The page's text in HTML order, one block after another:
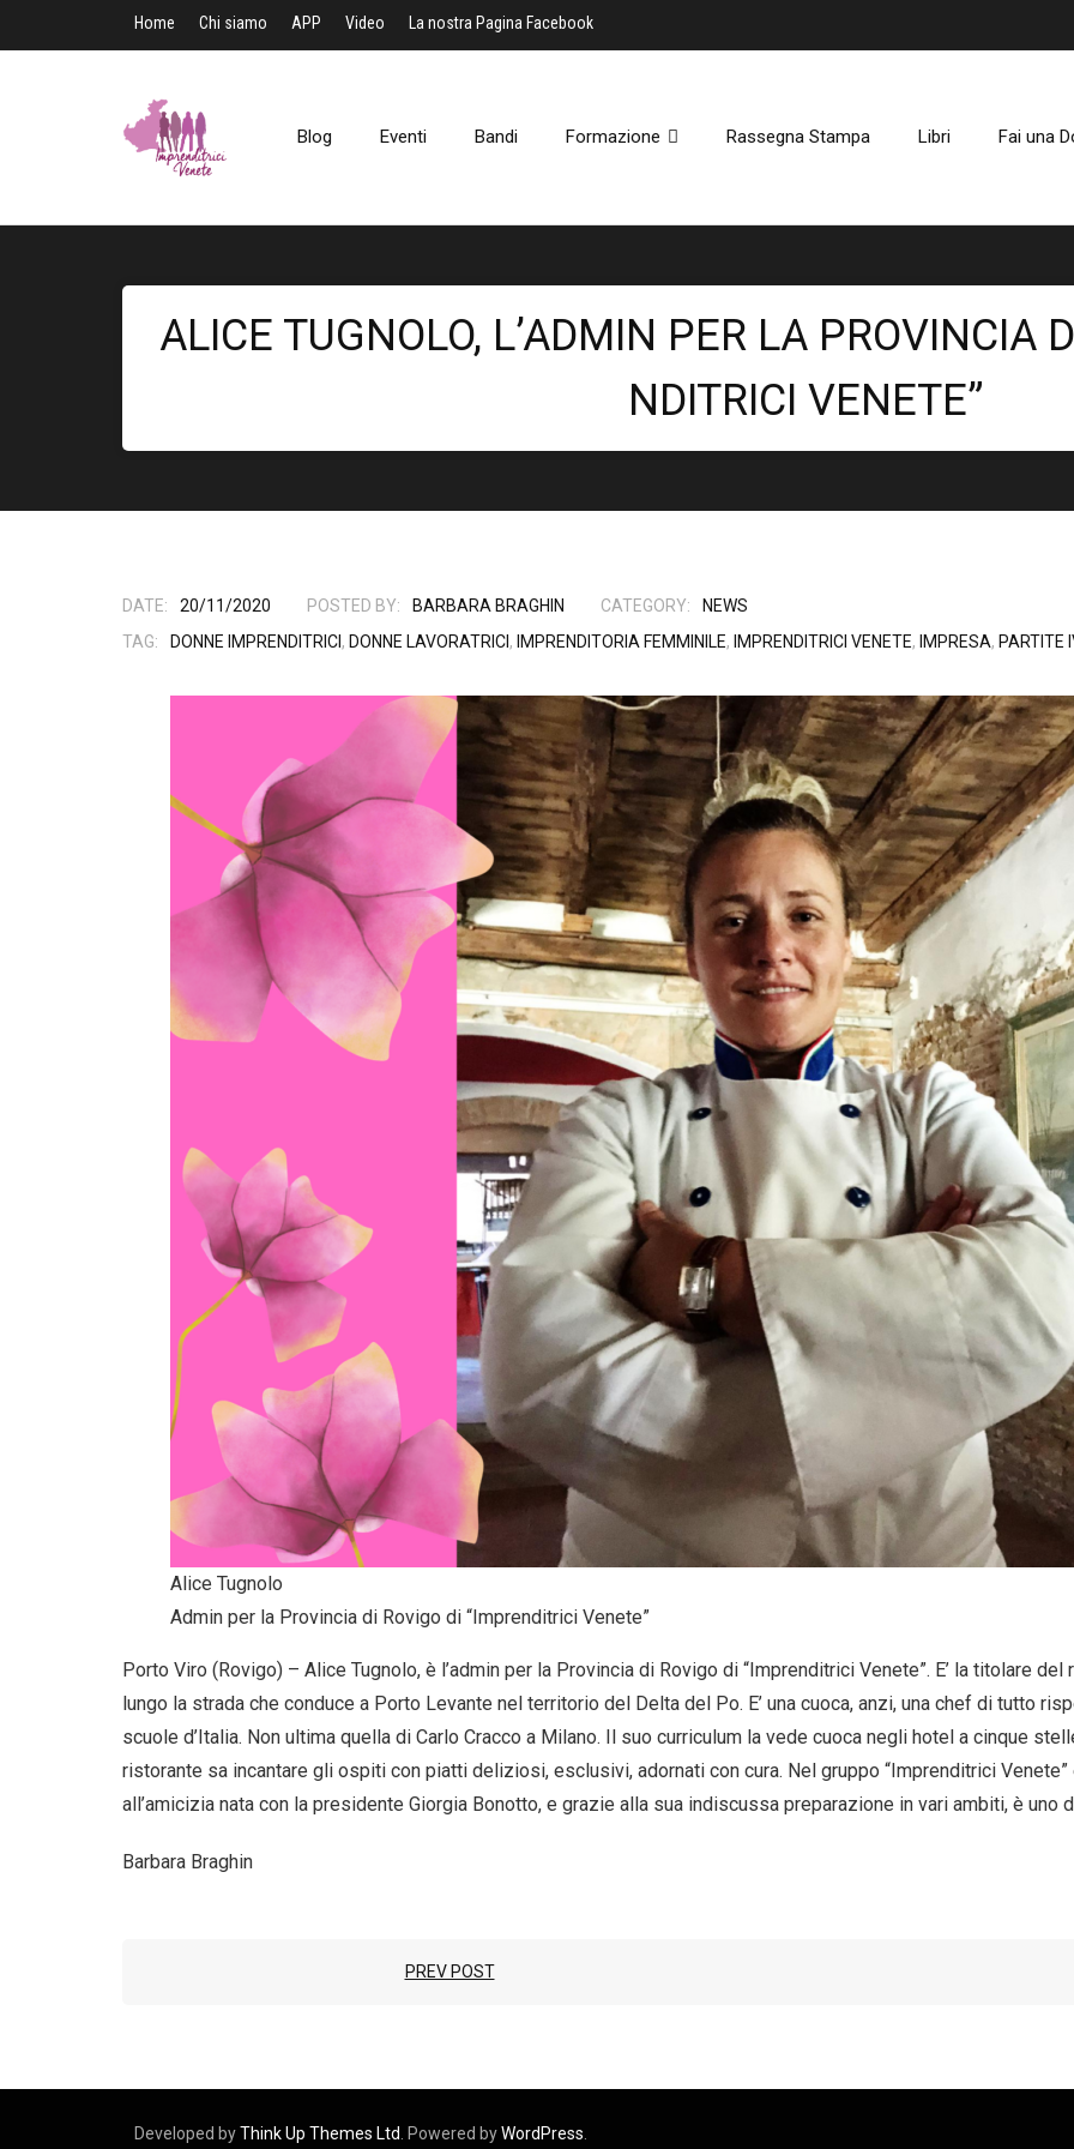
Home Chi siamo APP Video La nostra Pagina Facebook
Blog Eventi Bandi Formazione Rassegna Stampa Libri Fai una
ALICE TUGNOLO, L’ADMIN PER LA PROVINCIA
NDITRICI VENETE”
DATE: 20/11/2020 POSTED BY: BARBARA BRAGHIN CATEGORY:
NEWS
TAG:
DONNE IMPRENDITRICI , DONNE LAVORATRICI , IMPRENDITORIA FEMMINILE, IMPRENDITRICI VENETE, IMPRESA, PARTITE
Alice Tugnolo
Admin per la Provincia di Rovigo di “Imprenditrici Venete”
Porto Viro (Rovigo) – Alice Tugnolo, è l’admin per la Provincia di Rovigo di “Imprenditrici Venete”. E’ la titolare
lungo la strada che conduce a Porto Levante nel territorio del Delta del Po. E’ una cuoca, anzi, una chef di tutto
scuole d’Italia. Non ultima quella di Carlo Cracco a Milano. Il suo curriculum la vede cuoca negli hotel a cinque
ristorante sa incantare gli ospiti con piatti deliziosi, esclusivi, adornati con cura. Nel gruppo “Imprenditrici
all’amicizia nata con la presidente Giorgia Bonotto, e grazie alla sua indiscussa preparazione in vari ambiti, è
Barbara Braghin
PREV POST
Developed byThink Up Themes Ltd . Powered byWordPress